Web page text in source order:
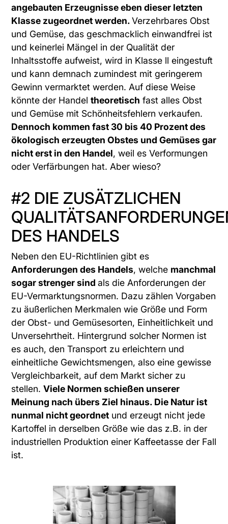
angebauten Erzeugnisse eben dieser letzten
Klasse zugeordnet werden.Verzehrbares Obst
und Gemüse, das geschmacklich einwandfrei ist
und keinerlei Mängel in der Qualität der
Inhaltsstoffe aufweist, wird in Klasse ll eingestuft
und kann demnach zumindest mit geringerem
Gewinn vermarktet werden. Auf diese Weise
könnte der Handeltheoretisch fast alles Obst
und Gemüse mit Schönheitsfehlern verkaufen.
Dennoch kommen fast 30 bis 40 Prozent des
ökologisch erzeugten Obstes und Gemüses gar
nicht erst in den Handel, weil es Verformungen
oder Verfärbungen hat. Aber wieso?
#2 DIE ZUSÄTZLICHEN
DES HANDELS
Neben den EU-Richtlinien gibt es
Anforderungen des Handels, welche manchmal
sogar strenger sindals die Anforderungen der
EU-Vermarktungsnormen. Dazu zählen Vorgaben
zu äußerlichen Merkmalen wie Größe und Form
der Obst- und Gemüsesorten, Einheitlichkeit und
Unversehrtheit. Hintergrund solcher Normen ist
es auch, den Transport zu erleichtern und
einheitliche Gewichtsmengen, also eine gewisse
Vergleichbarkeit, auf dem Markt sicher zu
stellen.Viele Normen schießen unserer
Meinung nach übers Ziel hinaus. Die Natur ist
nunmal nicht geordnet und erzeugt nicht jede
Kartoffel in derselben Größe wie das z.B. in der
industriellen Produktion einer Kaffeetasse der Fall
ist.